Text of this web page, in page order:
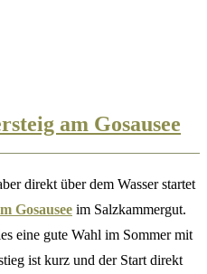
am Gosausee
direkt über dem Wasser startet
Gosausee im Salzkammergut.
eine gute Wahl im Sommer mit
ist kurz und der Start direkt